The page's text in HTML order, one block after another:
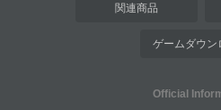
関連商品
ゲームダウン
Official